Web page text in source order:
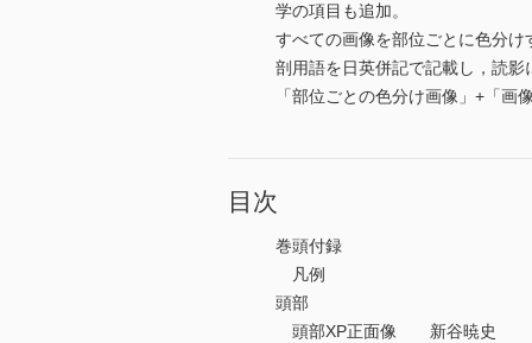
学の項目も追加。
すべての画像を部位ごとに色分
剖用語を日英併記で記載し，読影
「部位ごとの色分け画像」+「
目次
巻頭付録
凡例
頭部
頭部XP正面像 新谷暁史